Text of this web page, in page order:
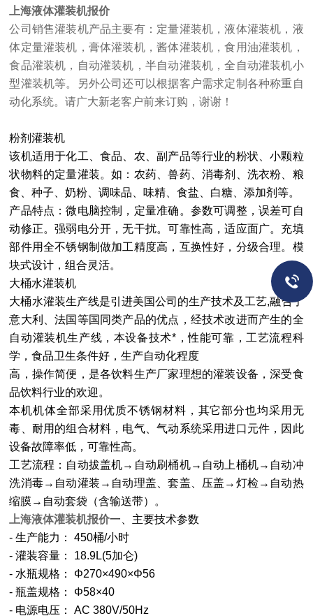
上海液体灌装机报价
公司销售灌装机产品主要有：定量灌装机，液体灌装机，液
体定量灌装机，膏体灌装机，酱体灌装机，食用油灌装机，
食品灌装机，自动灌装机，半自动灌装机，全自动灌装机小
型灌装机等。另外公司还可以根据客户需求定制各种称重自
动化系统。请广大新老客户前来订购，谢谢！
粉剂灌装机
该机适用于化工、食品、农、副产品等行业的粉状、小颗粒
状物料的定量灌装。如：农药、兽药、消毒剂、洗衣粉、粮
食、种子、奶粉、调味品、味精、食盐、白糖、添加剂等。
产品特点：微电脑控制，定量准确。参数可调整，误差可自
动修正。强弱电分开，无干扰。可靠性高，适应面广。充填
部件用全不锈钢制做加工精度高，互换性好，分级合理。模
块式设计，组合灵活。
大桶水灌装机
大桶水灌装生产线是引进美国公司的生产技术及工艺,融合了
意大利、法国等国同类产品的优点，经技术改进而产生的全
自动灌装机生产线，本设备技术*，性能可靠，工艺流程科
学，食品卫生条件好，生产自动化程度
高，操作简便，是各饮料生产厂家理想的灌装设备，深受食
品饮料行业的欢迎。
本机机体全部采用优质不锈钢材料，其它部分也均采用无
毒、耐用的组合材料，电气、气动系统采用进口元件，因此
设备故障率低，可靠性高。
工艺流程：自动拔盖机→自动刷桶机→自动上桶机→自动冲
洗消毒→自动灌装→自动理盖、套盖、压盖→灯检→自动热
缩膜→自动套袋（含输送带）。
上海液体灌装机报价一、主要技术参数
-生产能力： 450桶/小时
-灌装容量： 18.9L(5加仑)
- 水瓶规格： Φ270×490×Φ56
-瓶盖规格： Φ58×40
- 电源电压： AC 380V/50Hz